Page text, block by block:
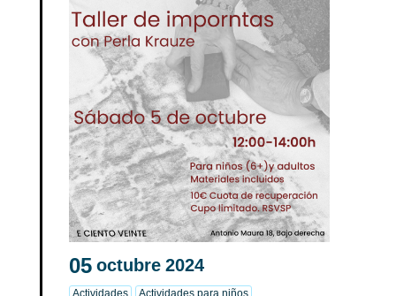
05 octubre 2024
Actividades
Actividades para niños